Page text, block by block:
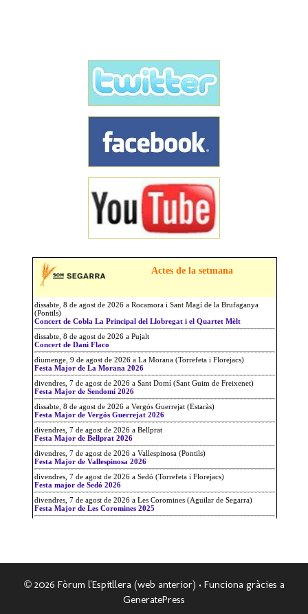
© 2026 Fòrum l'Espitllera (web anterior) • Funciona gràcies a
GeneratePress